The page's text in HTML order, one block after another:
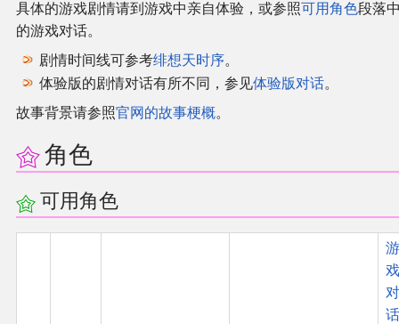
具体的游戏剧情请到游戏中亲自体验，或参照可用角色段落
的游戏对话。
剧情时间线可参考绯想天时序。
体验版的剧情对话有所不同，参见体验版对话。
故事背景请参照官网的故事梗概。
角色
可用角色
游
戏
对